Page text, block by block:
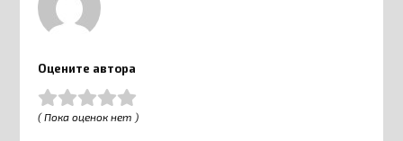
Оцените автора
( Пока оценок нет )